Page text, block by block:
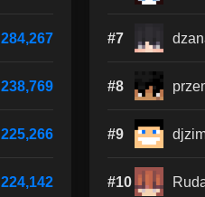
284,267
238,769
225,266
224,142
#7
#8
#9
#10